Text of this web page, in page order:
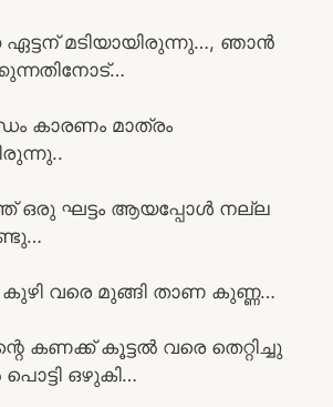
മടിയായിരുന്നു…, ഞാൻ
കാരണം മാത്രം
ഒരു ഘട്ടം ആയപ്പോൾ നല്ല
വരെ മുങ്ങി താണ കുണ്ണ…
കണക്ക് കൂട്ടൽ വരെ തെറ്റിച്ചു
ഒഴുകി…